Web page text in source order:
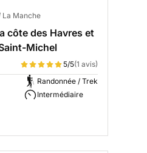
La Manche
côte des Havres et
Michel
5/5(1 avis)
Randonnée / Trek
Intermédiaire